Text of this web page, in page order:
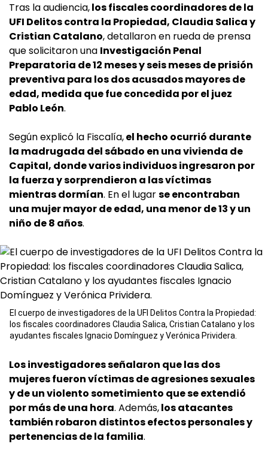
Tras la audiencia,los fiscales coordinadores de la
UFI Delitos contra la Propiedad, Claudia Salica y
Cristian Catalano, detallaron en rueda de prensa
que solicitaron una Investigación Penal
Preparatoria de 12 meses y seis meses de prisión
preventiva para los dos acusados mayores de
edad, medida que fue concedida por el juez
Pablo León.
Según explicó la Fiscalía,el hecho ocurrió durante
la madrugada del sábado en una vivienda de
Capital, donde varios individuos ingresaron por
la fuerza y sorprendieron a las víctimas
mientras dormían. En el lugarse encontraban
una mujer mayor de edad, una menor de 13 y un
niño de 8 años.
El cuerpo de investigadores de la UFI Delitos Contra la Propiedad:
los fiscales coordinadores Claudia Salica, Cristian Catalano y los
ayudantes fiscales Ignacio Domínguez y Verónica Prividera.
Los investigadores señalaron que las dos
mujeres fueron víctimas de agresiones sexuales
y de un violento sometimiento que se extendió
por más de una hora. Además,los atacantes
también robaron distintos efectos personales y
pertenencias de la familia.